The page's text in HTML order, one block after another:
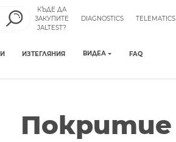
КЪДЕ ДА
ЗАКУПИТЕ
JALTEST?
DIAGNOSTICS TELEMATICS
ИЗТЕГЛЯНИЯ ВИДЕА FAQ
Покритие